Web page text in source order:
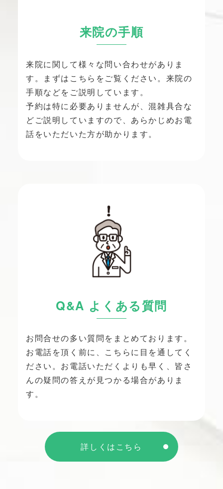
来院の手順
来院に関して様々な問い合わせがありま
す。まずはこちらをご覧ください。来院の
手順などをご説明しています。
予約は特に必要ありませんが、混雑具合な
どご説明していますので、あらかじめお電
話をいただいた方が助かります。
Q&A よくある質問
お問合せの多い質問をまとめております。
お電話を頂く前に、こちらに目を通してく
ださい。お電話いただくよりも早く、皆さ
んの疑問の答えが見つかる場合がありま
す。
詳しくはこちら